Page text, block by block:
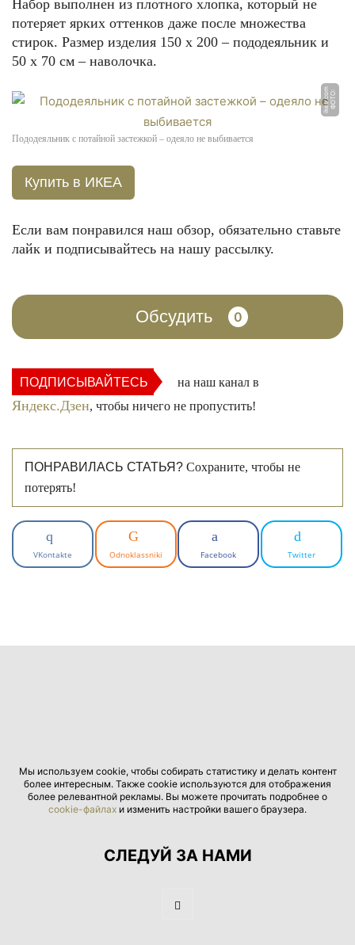
Набор выполнен из плотного хлопка, который не
потеряет ярких оттенков даже после множества
стирок. Размер изделия 150 x 200 – пододеяльник и
50 x 70 см – наволочка.
Ф
О
Т
О:
i
k
e
a.
c
o
m
Пододеяльник с потайной застежкой – одеяло не выбивается
Купить в ИКЕА
Если вам понравился наш обзор, обязательно ставьте
лайк и подписывайтесь на нашу рассылку.
Обсудить 0
ПОДПИСЫВАЙТЕСЬ на наш канал в
Яндекс.Дзен, чтобы ничего не пропустить!
ПОНРАВИЛАСЬ СТАТЬЯ? Сохраните, чтобы не
потерять!
VKontakte Odnoklassniki Facebook Twitter
Мы используем cookie, чтобы собирать статистику и делать контент
более интересным. Также cookie используются для отображения
более релевантной рекламы. Вы можете прочитать подробнее о
cookie-файлах и изменить настройки вашего браузера.
СЛЕДУЙ ЗА НАМИ